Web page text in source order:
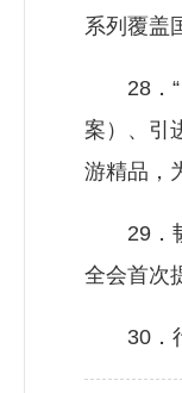
系列覆盖
28．“四
案）、引
游精品，
29．韧
全会首次
30．行